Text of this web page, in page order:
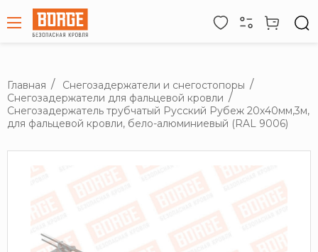
Главная
Снегозадержатели и снегостопоры
Снегозадержатели для фальцевой кровли
Снегозадержатель трубчатый Русский Рубеж 20х40мм,3м,
для фальцевой кровли, бело-алюминиевый (RAL 9006)